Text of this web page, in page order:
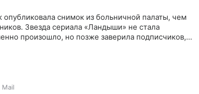
опубликовала снимок из больничной палаты, чем
Звезда сериала «Ландыши» не стала
произошло, но позже заверила подписчиков,
Mail